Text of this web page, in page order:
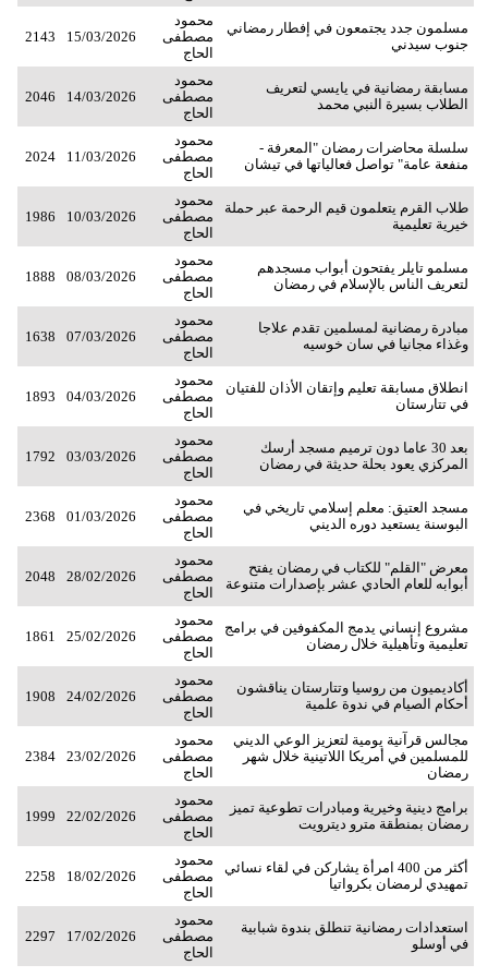
مسلمون جدد يجتمعون في إفطار رمضاني
جنوب سيدني
محمود
مصطفى
الحاج
15/03/2026
2143
مسابقة رمضانية في يايسي لتعريف
الطلاب بسيرة النبي محمد
محمود
مصطفى
الحاج
14/03/2026
2046
سلسلة محاضرات رمضان "المعرفة -
منفعة عامة" تواصل فعالياتها في تيشان
محمود
مصطفى
الحاج
11/03/2026
2024
طلاب القرم يتعلمون قيم الرحمة عبر حملة
خيرية تعليمية
محمود
مصطفى
الحاج
10/03/2026
1986
مسلمو تايلر يفتحون أبواب مسجدهم
لتعريف الناس بالإسلام في رمضان
محمود
مصطفى
الحاج
08/03/2026
1888
مبادرة رمضانية لمسلمين تقدم علاجا
وغذاء مجانيا في سان خوسيه
محمود
مصطفى
الحاج
07/03/2026
1638
انطلاق مسابقة تعليم وإتقان الأذان للفتيان
في تتارستان
محمود
مصطفى
الحاج
04/03/2026
1893
بعد 30 عاما دون ترميم مسجد أرسك
المركزي يعود بحلة حديثة في رمضان
محمود
مصطفى
الحاج
03/03/2026
1792
مسجد العتيق: معلم إسلامي تاريخي في
البوسنة يستعيد دوره الديني
محمود
مصطفى
الحاج
01/03/2026
2368
معرض "القلم" للكتاب في رمضان يفتح
أبوابه للعام الحادي عشر بإصدارات متنوعة
محمود
مصطفى
الحاج
28/02/2026
2048
مشروع إنساني يدمج المكفوفين في برامج
تعليمية وتأهيلية خلال رمضان
محمود
مصطفى
الحاج
25/02/2026
1861
أكاديميون من روسيا وتتارستان يناقشون
أحكام الصيام في ندوة علمية
محمود
مصطفى
الحاج
24/02/2026
1908
مجالس قرآنية يومية لتعزيز الوعي الديني
للمسلمين في أمريكا اللاتينية خلال شهر
رمضان
محمود
مصطفى
الحاج
23/02/2026
2384
برامج دينية وخيرية ومبادرات تطوعية تميز
رمضان بمنطقة مترو ديترويت
محمود
مصطفى
الحاج
22/02/2026
1999
أكثر من 400 امرأة يشاركن في لقاء نسائي
تمهيدي لرمضان بكرواتيا
محمود
مصطفى
الحاج
18/02/2026
2258
استعدادات رمضانية تنطلق بندوة شبابية
في أوسلو
محمود
مصطفى
الحاج
17/02/2026
2297